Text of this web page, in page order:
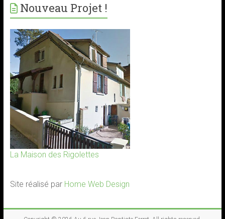
Nouveau Projet !
La Maison des Rigolettes
Site réalisé par Home Web Design